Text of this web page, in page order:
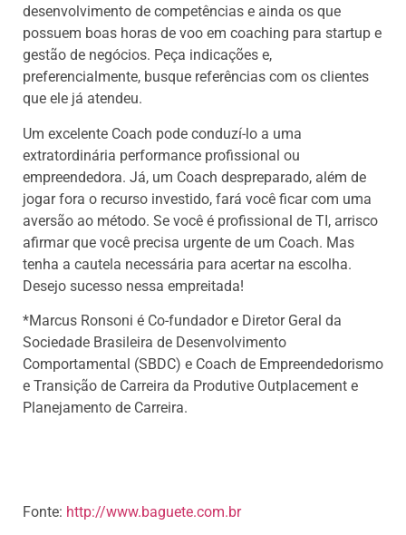
desenvolvimento de competências e ainda os que
possuem boas horas de voo em coaching para startup e
gestão de negócios. Peça indicações e,
preferencialmente, busque referências com os clientes
que ele já atendeu.
Um excelente Coach pode conduzí-lo a uma
extratordinária performance profissional ou
empreendedora. Já, um Coach despreparado, além de
jogar fora o recurso investido, fará você ficar com uma
aversão ao método. Se você é profissional de TI, arrisco
afirmar que você precisa urgente de um Coach. Mas
tenha a cautela necessária para acertar na escolha.
Desejo sucesso nessa empreitada!
*Marcus Ronsoni é Co-fundador e Diretor Geral da
Sociedade Brasileira de Desenvolvimento
Comportamental (SBDC) e Coach de Empreendedorismo
e Transição de Carreira da Produtive Outplacement e
Planejamento de Carreira.
Fonte: http://www.baguete.com.br